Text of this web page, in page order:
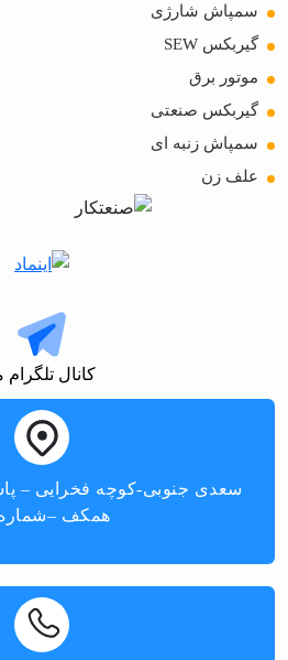
سمپاش شارژی
گیربکس SEW
موتور برق
گیربکس صنعتی
سمپاش زنبه ای
علف زن
کانال تلگرام
سعدی جنوبی-کوچه فخرایی –
همکف –شماره